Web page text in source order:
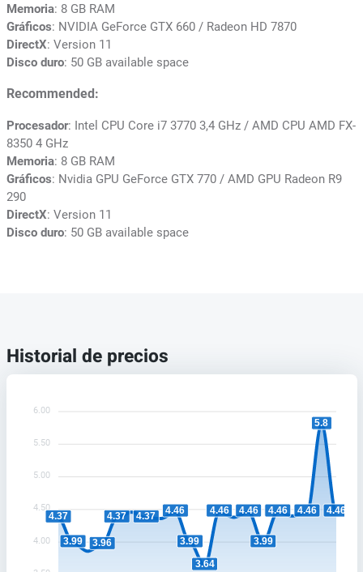
Memoria: 8 GB RAM
Gráficos: NVIDIA GeForce GTX 660 / Radeon HD 7870
DirectX: Version 11
Disco duro: 50 GB available space
Recommended:
Procesador: Intel CPU Core i7 3770 3,4 GHz / AMD CPU AMD FX-
8350 4 GHz
Memoria: 8 GB RAM
Gráficos: Nvidia GPU GeForce GTX 770 / AMD GPU Radeon R9
290
DirectX: Version 11
Disco duro: 50 GB available space
Historial de precios
6.00
5.50
5.00
4.50
4.00
4.37
3.99 3.96
4.37 4.37
4.46
3.99
3.64
4.46 4.46
3.99
4.46 4.46
5.8
4.46